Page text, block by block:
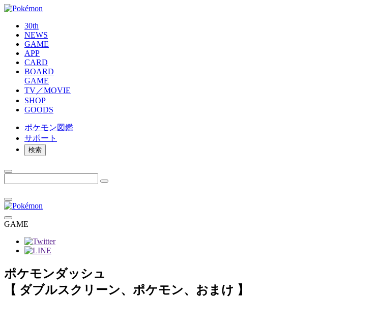
30th
NEWS
GAME
APP
CARD
BOARD
GAME
TV／MOVIE
SHOP
GOODS
ポケモン図鑑
サポート
検索
GAME
ポケモンダッシュ
【 ダブルスクリーン、ポケモン、おまけ 】